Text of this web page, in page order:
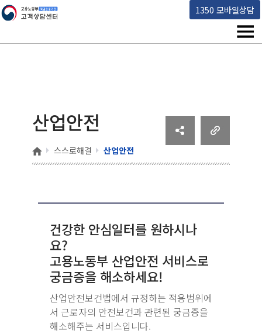
1350 모바일상담
고용노동부 책임운영기관 고객상담센터
메
산업안전
홈 스스로해결 산업안전
건강한 안심일터를 원하시나
요?
고용노동부 산업안전 서비스로
궁금증을 해소하세요!
산업안전보건법에서 규정하는 적용범위에
서 근로자의 안전보건과 관련된 궁금증을
해소해주는 서비스입니다.